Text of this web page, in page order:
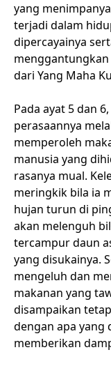
yang
terjadi dalam
dipercayainya
menggantungkan
dari Yang Maha
Pada ayat 5 dan
perasaannya
memperoleh
manusia yang
rasanya mual.
meringkik bila ia
hujan turun di
akan melenguh
tercampur daun
yang disukainya.
mengeluh dan
makanan yang
disampaikan
dengan apa yang
memberikan